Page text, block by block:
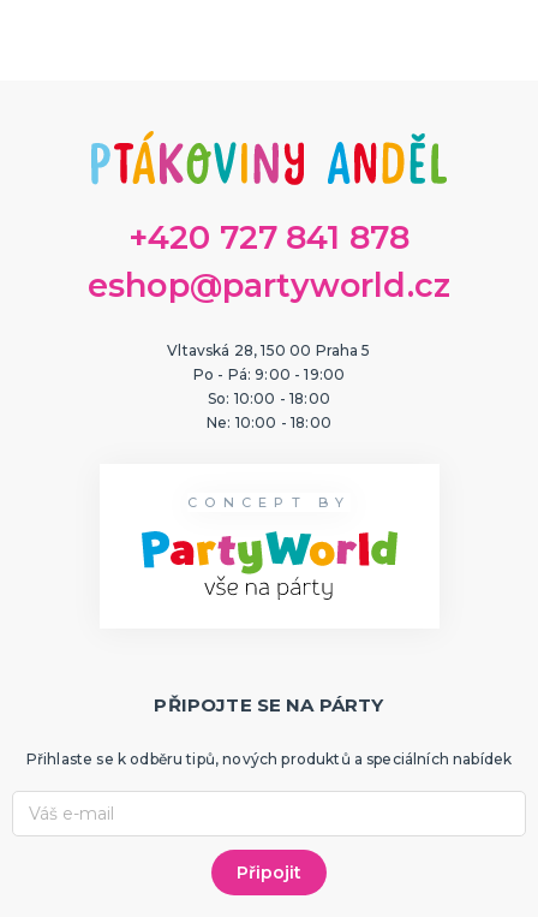
PTÁKOVINY, ŽERTY, SRANDIČKY
Prdy a hovínka
Zvířátka
Dekorace
DALŠÍ KATEGORIE
PRO SPORTOVNÍ FANOUŠKY
+420 727 841 878
eshop@partyworld.cz
Vltavská 28, 150 00 Praha 5
Po - Pá: 9:00 - 19:00
So: 10:00 - 18:00
Ne: 10:00 - 18:00
CONCEPT BY
PŘIPOJTE SE NA PÁRTY
Přihlaste se k odběru tipů, nových produktů a speciálních nabídek